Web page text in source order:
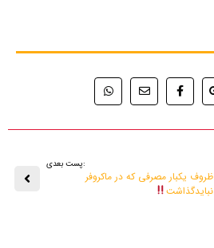
:پست بعدی
ظروف یکبار مصرفی که در ماکروفر
نبایدگذاشت